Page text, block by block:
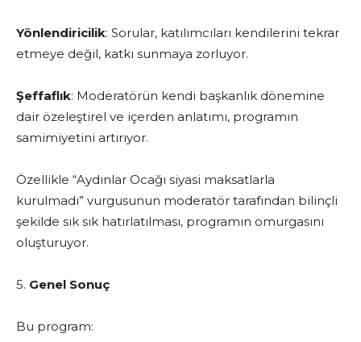
Yönlendiricilik: Sorular, katılımcıları kendilerini tekrar
etmeye değil, katkı sunmaya zorluyor.
Şeffaflık: Moderatörün kendi başkanlık dönemine
dair özeleştirel ve içerden anlatımı, programın
samimiyetini artırıyor.
Özellikle “Aydınlar Ocağı siyasi maksatlarla
kurulmadı” vurgusunun moderatör tarafından bilinçli
şekilde sık sık hatırlatılması, programın omurgasını
oluşturuyor.
5. Genel Sonuç
Bu program: